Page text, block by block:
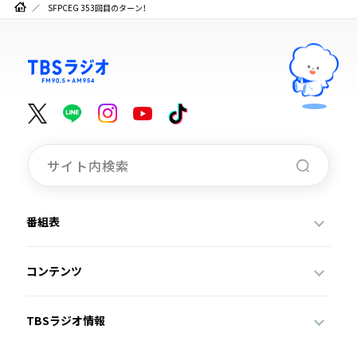
SFPCEG 353回目のターン！
番組表
コンテンツ
TBSラジオ情報